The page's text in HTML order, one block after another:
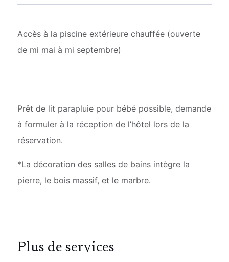
Accès à la piscine extérieure chauffée (ouverte
de mi mai à mi septembre)
Prêt de lit parapluie pour bébé possible, demande
à formuler à la réception de l’hôtel lors de la
réservation.
*La décoration des salles de bains intègre la
pierre, le bois massif, et le marbre.
Plus de services